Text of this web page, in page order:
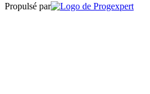
Propulsé par